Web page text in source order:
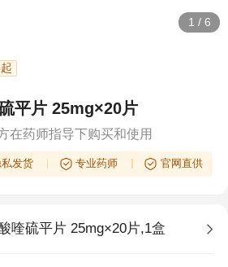
1 / 6
平片 25mg×20片
在药师指导下购买和使用
私发货 专业药师 官网直供
喹硫平片 25mg×20片,1盒